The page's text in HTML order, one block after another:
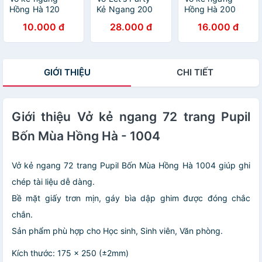
Hồng Hà 120
- Sao Mai Best
memories 1687
82-84 ISO (Giao
10.000 đ
Kẻ Ngang 200
- Hồng Hà 1426
(Mẫu Màu Giao
28.000 đ
Hồng Hà 200
- Sao Mai Best
memories 1688
82-84 ISO (Giao
16.000 đ
GIỚI THIỆU CHI TIẾT
Giới thiệu Vở kẻ ngang 72 trang Pupil
Bốn Mùa Hồng Hà - 1004
Vở kẻ ngang 72 trang Pupil Bốn Mùa Hồng Hà 1004 giúp ghi
chép tài liệu dễ dàng.
Bề mặt giấy trơn mịn, gáy bìa dập ghim được đóng chắc
chắn.
Sản phẩm phù hợp cho Học sinh, Sinh viên, Văn phòng.
Kích thước: 175 x 250 (±2mm)